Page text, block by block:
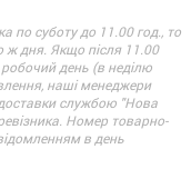
по суботу до 11.00 год., то
ж дня. Якщо після 11.00
день (в неділю
наші менеджери
службою "Нова
Номер товарно-
в день